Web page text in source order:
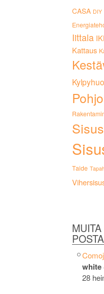
CASA DIY
Iittala
Kattaus
Taide
white
28